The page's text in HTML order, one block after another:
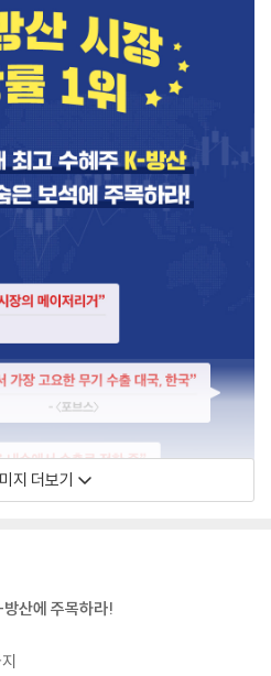
지 더보기
산에 주목하라!